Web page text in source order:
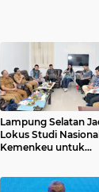
Lampung Selatan
Lokus Studi Nasional
Kemenkeu untuk